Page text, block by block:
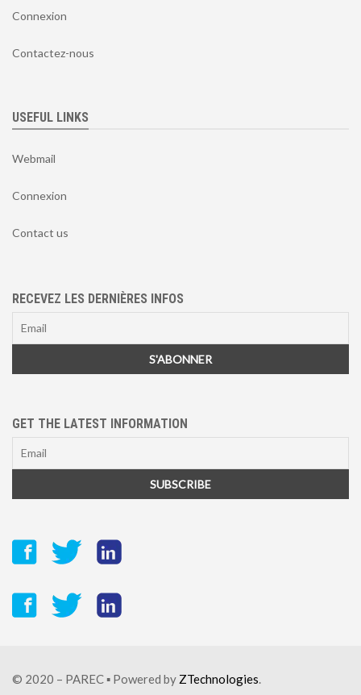
Connexion
Contactez-nous
USEFUL LINKS
Webmail
Connexion
Contact us
RECEVEZ LES DERNIÈRES INFOS
GET THE LATEST INFORMATION
© 2020 – PAREC ▪ Powered by ZTechnologies.